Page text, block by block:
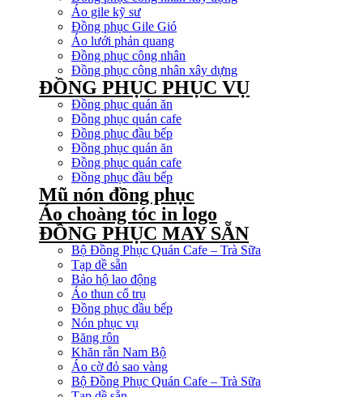
Áo gile kỹ sư
Đồng phục Gile Gió
Áo lưới phản quang
Đồng phục công nhân
Đồng phục công nhân xây dựng
ĐỒNG PHỤC PHỤC VỤ
Đồng phục quán ăn
Đồng phục quán cafe
Đồng phục đầu bếp
Đồng phục quán ăn
Đồng phục quán cafe
Đồng phục đầu bếp
Mũ nón đồng phục
Áo choàng tóc in logo
ĐỒNG PHỤC MAY SẴN
Bộ Đồng Phục Quán Cafe – Trà Sữa
Tạp dề sẵn
Bảo hộ lao động
Áo thun cổ trụ
Đồng phục đầu bếp
Nón phục vụ
Băng rôn
Khăn rằn Nam Bộ
Áo cờ đỏ sao vàng
Bộ Đồng Phục Quán Cafe – Trà Sữa